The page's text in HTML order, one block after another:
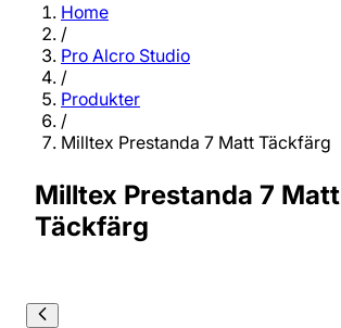
Home
/
Pro Alcro Studio
/
Produkter
/
Milltex Prestanda 7 Matt Täckfärg
Milltex Prestanda 7 Matt
Täckfärg